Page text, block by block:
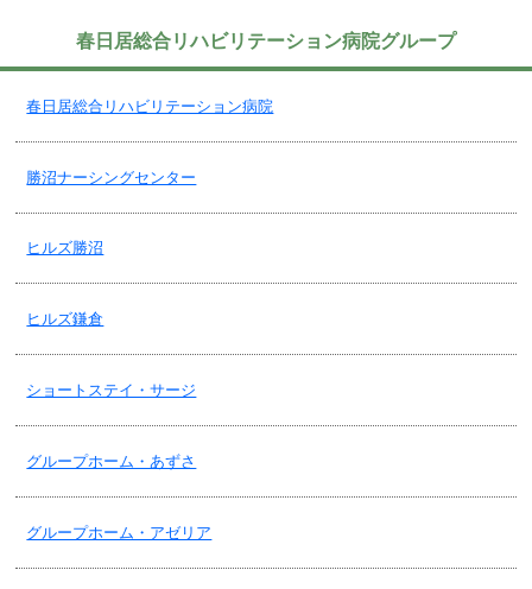
2026/06/18
老健・冷やし中華始めました～！
ケア24堀ノ内・ケアマネ試験受験要項(令和8年度)配布開始しました！
2026/05/25
老健・６月の選挙のお知らせ！
老健・5月の様子(行事食と行事風呂)！
2026/05/01
老健・所定疾患施設療養実績(２０２５年度)のご報告！
春日居総合リハビリテーション病院グループ
春日居総合リハビリテーション病院
勝沼ナーシングセンター
ヒルズ勝沼
ヒルズ鎌倉
ショートステイ・サージ
グループホーム・あずさ
グループホーム・アゼリア